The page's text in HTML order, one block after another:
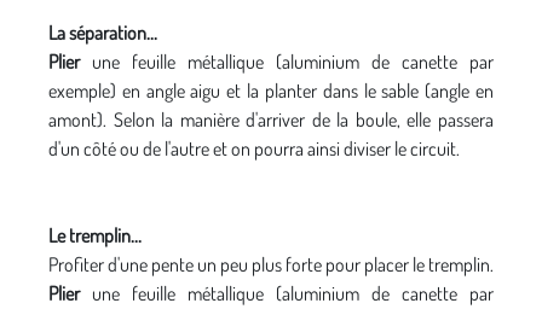
La séparation...
Plierune feuille métallique (aluminium de canette par
exemple) en angle aigu et la planter dans le sable (angle en
amont). Selon la manière d'arriver de la boule, elle passera
d'un côté ou de l'autre et on pourra ainsi diviser le circuit.
Le tremplin...
Profiter d'une pente un peu plus forte pour placer le tremplin.
Plierune feuille métallique (aluminium de canette par